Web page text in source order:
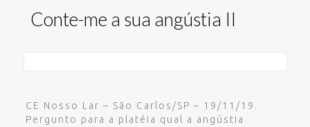
Conte-me a sua angústia II
CE Nosso Lar – São Carlos/SP – 19/11/19.
Pergunto para a platéia qual a angústia